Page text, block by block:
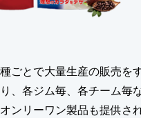
ごとで大量生産の販売をす
、各ジム毎、各チーム毎な
ンリーワン製品も提供さ